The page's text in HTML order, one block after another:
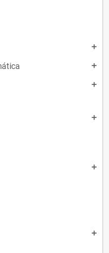
add
add
add
add
add
add